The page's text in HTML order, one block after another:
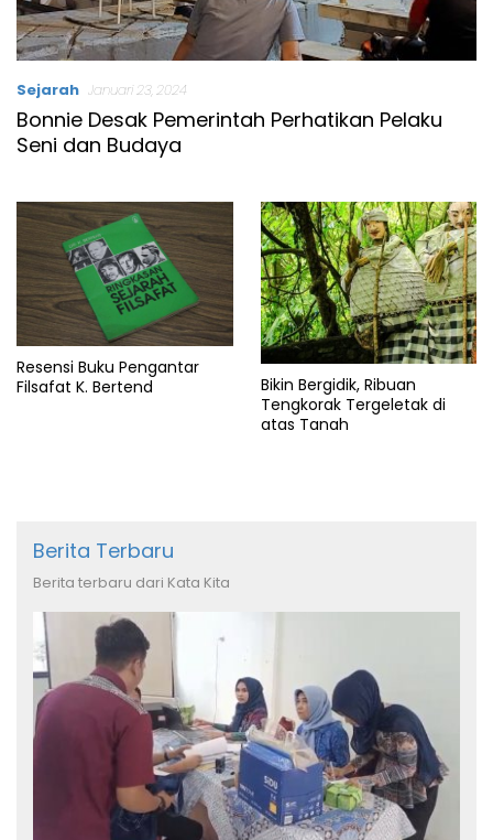
Sejarah Januari 23, 2024
Bonnie Desak Pemerintah Perhatikan Pelaku
Seni dan Budaya
Resensi Buku Pengantar
Filsafat K. Bertend
Bikin Bergidik, Ribuan
Tengkorak Tergeletak di
atas Tanah
Berita Terbaru
Berita terbaru dari Kata Kita